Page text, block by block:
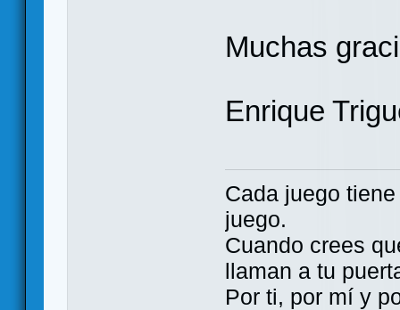
Muchas
Enrique
Cada juego
juego.
Cuando crees
llaman a tu
Por ti, por mí y